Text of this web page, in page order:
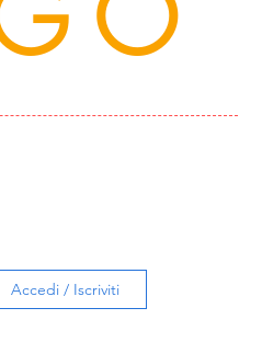
Accedi / Iscriviti